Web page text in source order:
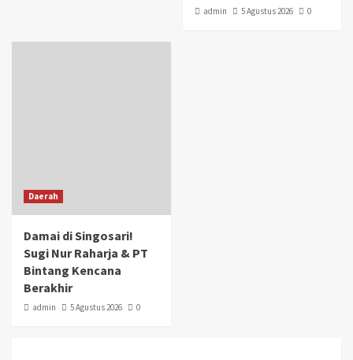
admin 5 Agustus 2026 0
Daerah
Damai di Singosari!
Sugi Nur Raharja & PT
Bintang Kencana
Berakhir
admin 5 Agustus 2026 0